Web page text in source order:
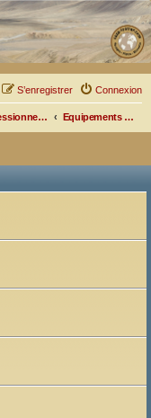
Connexion
S’enregistrer
Les Professionnels nous parlent Equipements et Matériels